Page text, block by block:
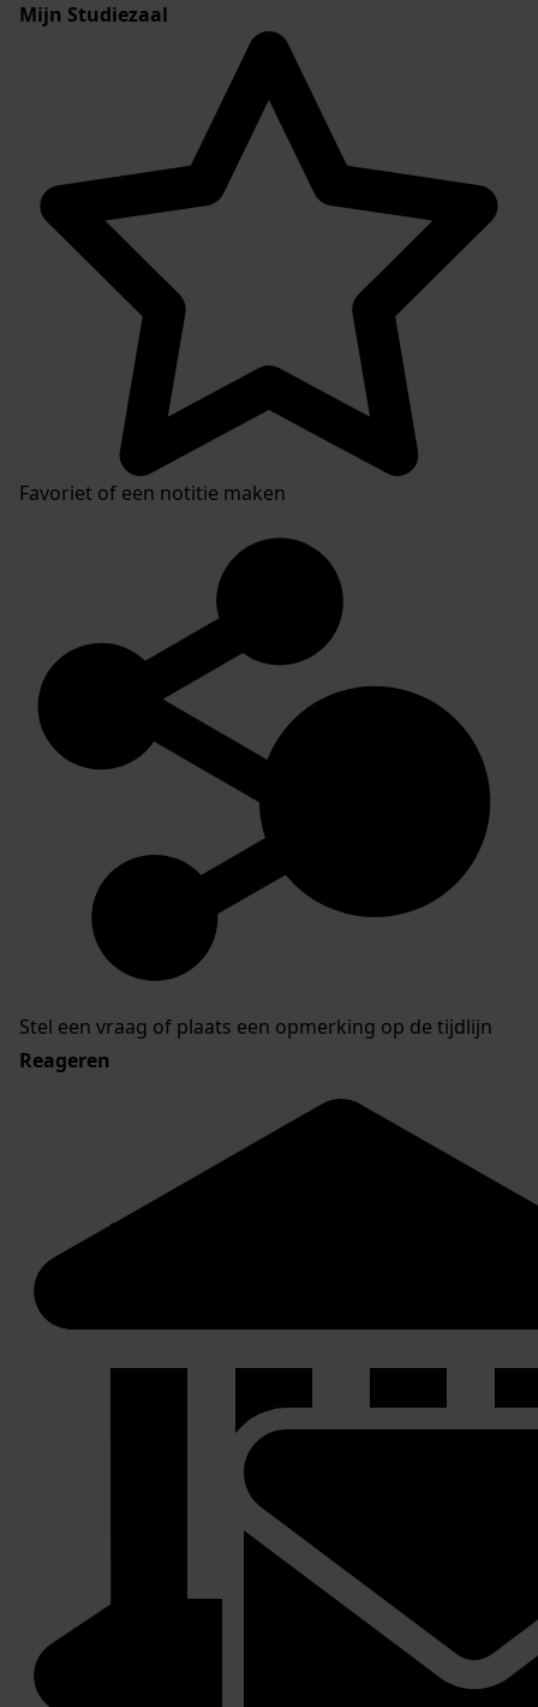
Mijn Studiezaal
Favoriet of een notitie maken
Stel een vraag of plaats een opmerking op de tijdlijn
Reageren